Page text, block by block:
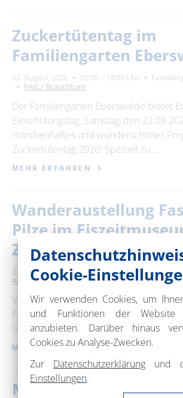
Zuckertütentag im
Familiengarten
22. August 2026 10:00 – 18:00 Uhr
Fest / Brauchtum
Der Familiengarten Eberswalde bietet
Einschulungstag, Samstag, den
märchenhaftes und wunderschönes
Zuckertütentag 2026! Speziell zu …
MEHR ERFAHREN
Wanderaustellung
Pilze im
Ziethen
22. August 2026 10:00 – 15:00 Uhr
Ausstellung
Vor 15.000 Jahren, mitten im Übergang
Frühholozän, waren Pilze stille Motoren
Überlebenskünstler, Zersetzer und …
MEHR ERFAHREN
Museum im Steintor
Cookie-
Wir verwenden Cookies, um
und Funktionen der Website
anzubieten. Darüber hinaus
Cookies zu Analyse-Zwecken.
Zur Datenschutzerklärung und
Einstellungen.